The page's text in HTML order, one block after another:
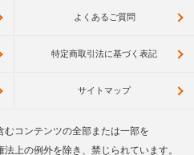
よくあるご質問
特定商取引法に基づく表記
サイトマップ
コンテンツの全部または一部を
上の例外を除き、禁じられています。